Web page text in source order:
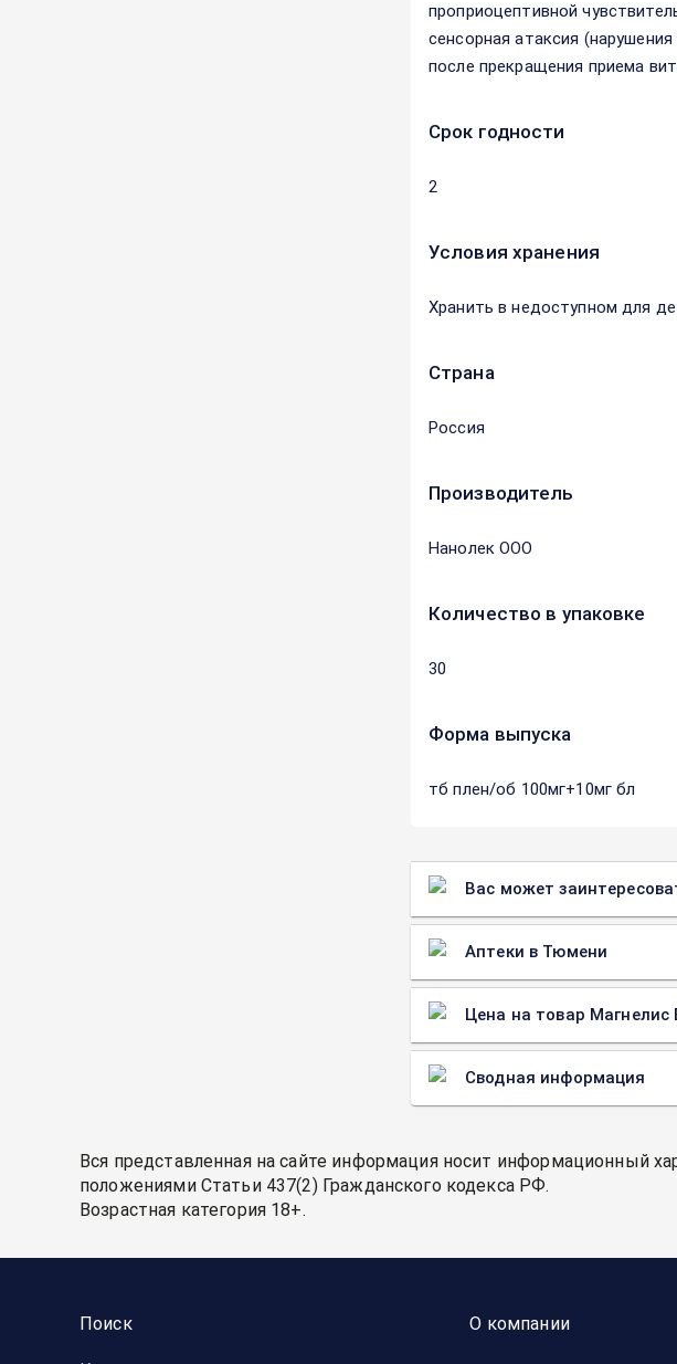
проприоцептивной
сенсорная атаксия
после прекращения приема
Срок годности
2
Условия хранения
Хранить в недоступном для
Страна
Россия
Производитель
Нанолек ООО
Количество в упаковке
30
Форма выпуска
тб плен/об 100мг+10мг бл
Вас может
Аптеки в Тюмени
Цена на товар Магнелис
Сводная информация
Вся представленная на сайте информация носит информационный
положениями Статьи 437(2) Гражданского кодекса РФ.
Возрастная категория 18+.
Поиск О компании